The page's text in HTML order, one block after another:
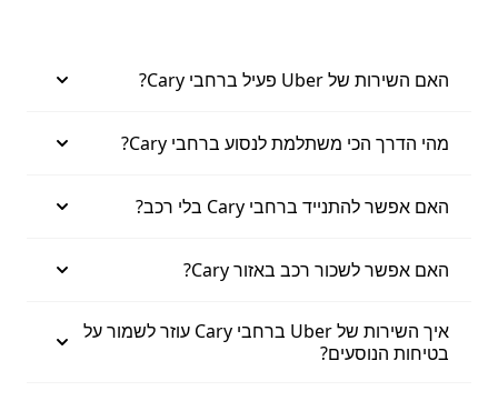
האם השירות של Uber פעיל ברחבי Cary?
מהי הדרך הכי משתלמת לנסוע ברחבי Cary?
האם אפשר להתנייד ברחבי Cary בלי רכב?
האם אפשר לשכור רכב באזור Cary?
איך השירות של Uber ברחבי Cary עוזר לשמור על
בטיחות הנוסעים?